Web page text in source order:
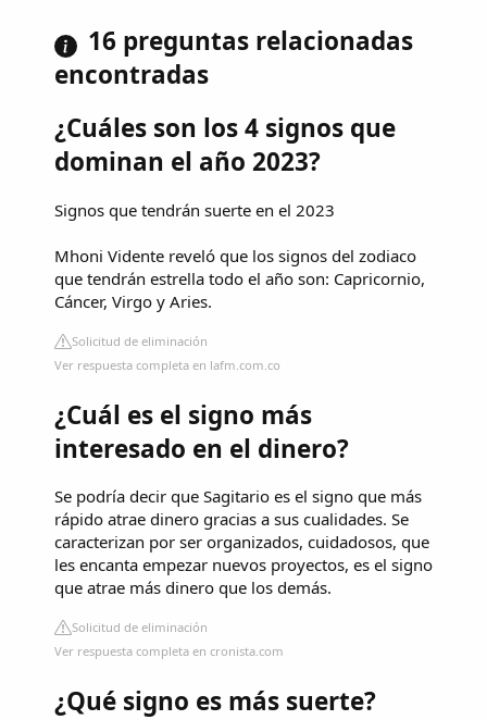
16 preguntas relacionadas
encontradas
¿Cuáles son los 4 signos que
dominan el año 2023?
Signos que tendrán suerte en el 2023
Mhoni Vidente reveló que los signos del zodiaco
que tendrán estrella todo el año son: Capricornio,
Cáncer, Virgo y Aries.
Solicitud de eliminación
Ver respuesta completa en lafm.com.co
¿Cuál es el signo más
interesado en el dinero?
Se podría decir que Sagitario es el signo que más
rápido atrae dinero gracias a sus cualidades. Se
caracterizan por ser organizados, cuidadosos, que
les encanta empezar nuevos proyectos, es el signo
que atrae más dinero que los demás.
Solicitud de eliminación
Ver respuesta completa en cronista.com
¿Qué signo es más suerte?